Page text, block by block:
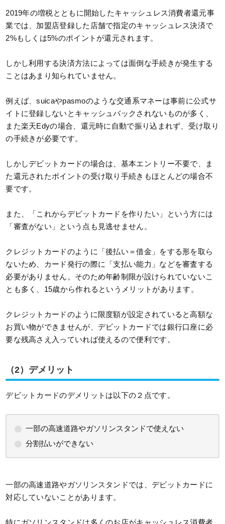
2019年の増税とともに開始したキャッシュレス消費者還元事
業では、加盟店登録した店舗で指定のキャッシュレス決済で
2%もしくは5%のポイントが還元されます。
しかし利用する決済方法によっては面倒な手続きが発生する
ことはあまり知られていません。
例えば、suicaやpasmoのような交通系マネーは事前に公式サ
イトに登録しないとキャッシュバックされないものが多く、
また楽天Edyの場合、還元時に自動で振り込まれず、受け取り
の手続きが必要です。
しかしデビットカードの場合は、基本エントリー不要で、ま
た還元されたポイントの受け取り手続きもほとんどの場合不
要です。
また、「これからデビットカードを作りたい」という方には
「審査がない」という点も見逃せません。
クレジットカードのように「後払い＝借金」をする形を取ら
ないため、カード発行の際に「支払い能力」などを審査する
必要がありません。そのため年齢制限が設けられていないこ
とも多く、15歳から作れるというメリットがあります。
クレジットカードのように限度額が設定されていると高額な
お買い物ができませんが、デビットカードでは銀行口座に必
要な残高さえ入っていれば使えるので便利です。
（2）デメリット
デビットカードのデメリットは以下の２点です。
一部の高速道路やガソリンスタンドで使えない
分割払いができない
一部の高速道路やガソリンスタンドでは、デビットカードに
対応していないことがあります。
特にガソリンスタンドは多くのお店がキャッシュレス消費者